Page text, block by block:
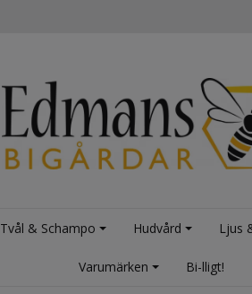
Tvål & Schampo Hudvård Ljus
Varumärken Bi-lligt!